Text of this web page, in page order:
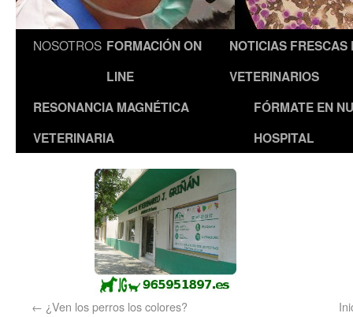
NOSOTROS FORMACIÓN ON
LINE
NOTICIAS FRESCAS
VETERINARIOS
RESONANCIA MAGNÉTICA
VETERINARIA
FÓRMATE EN
HOSPITAL
← ¿Ven los perros los colores?